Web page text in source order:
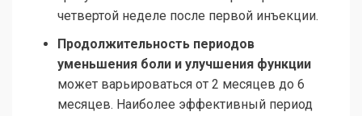
четвертой неделе после первой инъекции.
Продолжительность периодов
уменьшения боли и улучшения функции
может варьироваться от 2 месяцев до 6
месяцев. Наиболее эффективный период